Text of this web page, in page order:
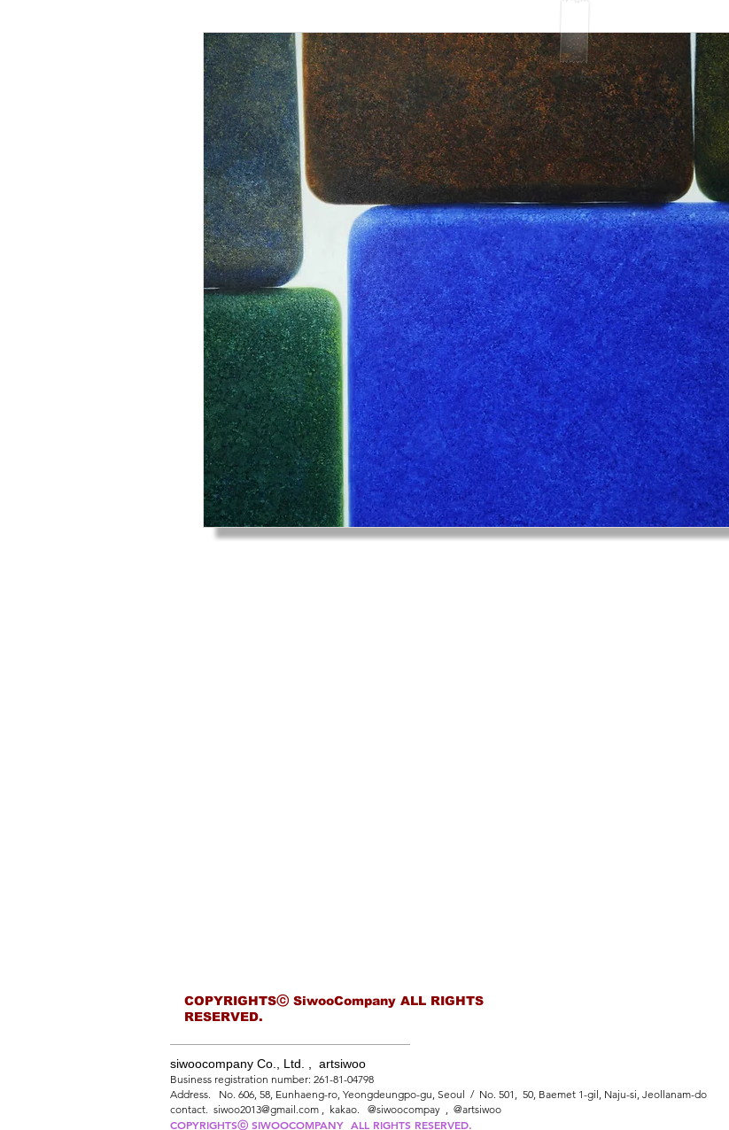
COPYRIGHTSⓒ SiwooCompany ALL RIGHTS
RESERVED.
siwoocompany Co., Ltd. , artsiwoo
Business registration number: 261-81-04798
Address. No. 606, 58, Eunhaeng-ro, Yeongdeungpo-gu, Seoul / No. 501, 50, Baemet 1-gil, Naju-si, Jeollanam-do
contact. siwoo2013@gmail.com , kakao. @siwoocompay , @artsiwoo
COPYRIGHTSⓒ SIWOOCOMPANY ALL RIGHTS RESERVED.